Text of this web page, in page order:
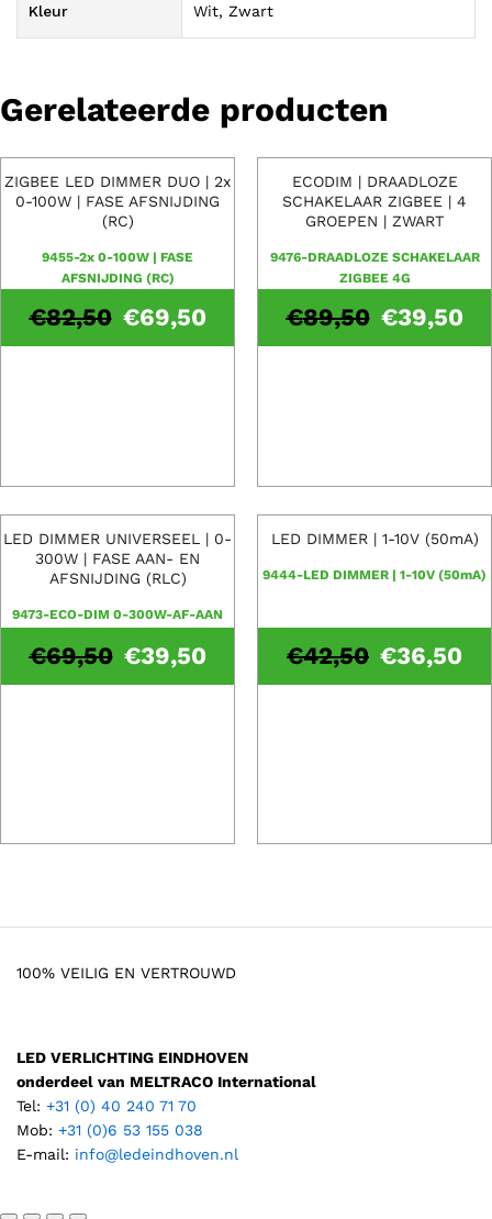
Kleur Wit, Zwart
Gerelateerde producten
ZIGBEE LED DIMMER DUO | 2x
0-100W | FASE AFSNIJDING
(RC)
9455-2x 0-100W | FASE
AFSNIJDING (RC)
€69,50
€82,50
ECODIM | DRAADLOZE
SCHAKELAAR ZIGBEE | 4
GROEPEN | ZWART
9476-DRAADLOZE SCHAKELAAR
ZIGBEE 4G
€39,50
€89,50
LED DIMMER UNIVERSEEL | 0-
300W | FASE AAN- EN
AFSNIJDING (RLC)
9473-ECO-DIM 0-300W-AF-AAN
€39,50
€69,50
LED DIMMER | 1-10V (50mA)
9444-LED DIMMER | 1-10V (50mA)
€36,50
€42,50
LED VERLICHTING EINDHOVEN
onderdeel van MELTRACO International
Tel: +31 (0) 40 240 71 70
Mob: +31 (0)6 53 155 038
E-mail: info@ledeindhoven.nl
100% VEILIG EN VERTROUWD